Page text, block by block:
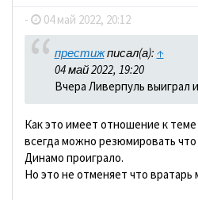
- 04 май 2022, 20:12
престижписал(а): ↑
04 май 2022, 19:20
Вчера Ливерпуль выиграл
Как это имеет отношение к
всегда можно резюмировать
Динамо проиграло.
Но это не отменяет что